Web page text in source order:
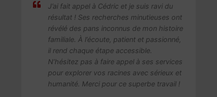
J’ai fait appel à Cédric et je suis ravi du
résultat ! Ses recherches minutieuses ont
révélé des pans inconnus de mon histoire
familiale. À l’écoute, patient et passionné,
il rend chaque étape accessible.
N’hésitez pas à faire appel à ses services
pour explorer vos racines avec sérieux et
humanité. Merci pour ce superbe travail !